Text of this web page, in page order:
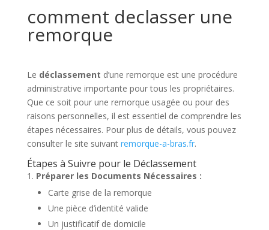
comment declasser une
remorque
Le déclassement d’une remorque est une procédure
administrative importante pour tous les propriétaires.
Que ce soit pour une remorque usagée ou pour des
raisons personnelles, il est essentiel de comprendre les
étapes nécessaires. Pour plus de détails, vous pouvez
consulter le site suivant remorque-a-bras.fr.
Étapes à Suivre pour le Déclassement
Préparer les Documents Nécessaires :
Carte grise de la remorque
Une pièce d’identité valide
Un justificatif de domicile